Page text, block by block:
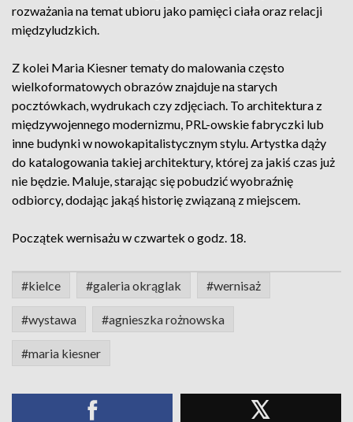
rozważania na temat ubioru jako pamięci ciała oraz relacji
międzyludzkich.
Z kolei Maria Kiesner tematy do malowania często
wielkoformatowych obrazów znajduje na starych
pocztówkach, wydrukach czy zdjęciach. To architektura z
międzywojennego modernizmu, PRL-owskie fabryczki lub
inne budynki w nowokapitalistycznym stylu. Artystka dąży
do katalogowania takiej architektury, której za jakiś czas już
nie będzie. Maluje, starając się pobudzić wyobraźnię
odbiorcy, dodając jakąś historię związaną z miejscem.
Początek wernisażu w czwartek o godz. 18.
#kielce #galeria okrąglak #wernisaż
#wystawa #agnieszka rożnowska
#maria kiesner